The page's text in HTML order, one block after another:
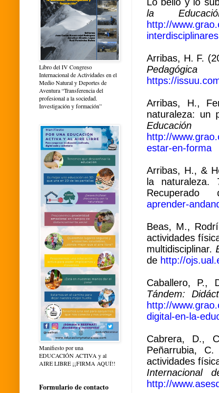
la
http://
interdisciplinares
Arribas, H. F.
https://
Arribas, H.,
naturaleza: un
Educación
http://
estar-en-forma
Arribas, H., &
la naturaleza.
aprender-
Beas, M.,
actividades
multidisciplinar.
de http://
Caballero, P.,
Tándem:
http://
digital-en-la-
Cabrera, D.,
Peñarrubia,
actividades
Internacional
http://
Libro del IV Congreso
Internacional de Actividades en el
Medio Natural y Deportes de
Aventura “Transferencia del
profesional a la sociedad.
Investigación y formación”
Manifiesto por una
EDUCACIÓN ACTIVA y al
AIRE LIBRE ¡¡FIRMA AQUÍ!!
Formulario de contacto